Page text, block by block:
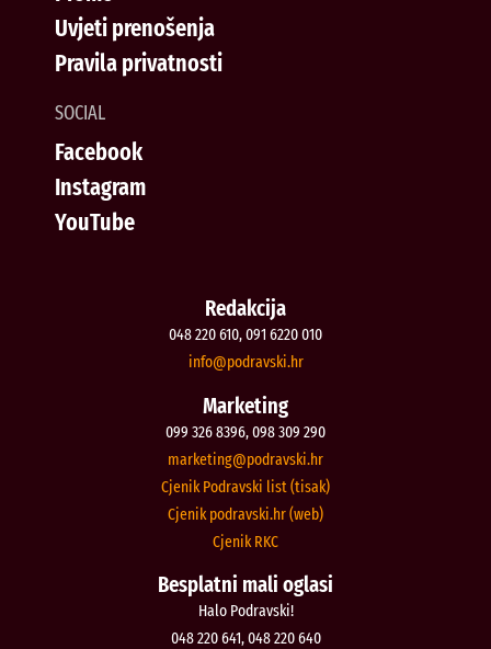
Uvjeti prenošenja
Pravila privatnosti
SOCIAL
Facebook
Instagram
YouTube
Redakcija
048 220 610, 091 6220 010
rh.iksvardop
@ofni
Marketing
099 326 8396, 098 309 290
rh.iksvardop
@gnitekram
Cjenik Podravski list (tisak)
Cjenik podravski.hr (web)
Cjenik RKC
Besplatni mali oglasi
Halo Podravski!
048 220 641, 048 220 640